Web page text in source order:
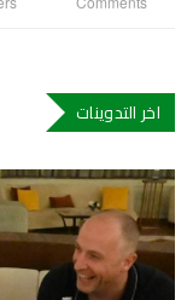
اخر التدوينات